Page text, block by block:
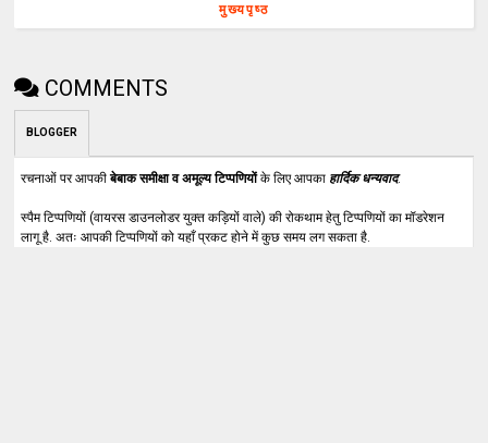
मुख्यपृष्ठ
COMMENTS
BLOGGER
रचनाओं पर आपकीबेबाक समीक्षा व अमूल्य टिप्पणियोंके लिए आपका हार्दिक धन्यवाद.
स्पैम टिप्पणियों (वायरस डाउनलोडर युक्त कड़ियों वाले) की रोकथाम हेतु टिप्पणियों का मॉडरेशन
लागू है. अतः आपकी टिप्पणियों को यहाँ प्रकट होने में कुछ समय लग सकता है.